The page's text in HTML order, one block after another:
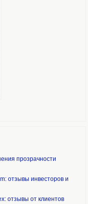
прозрачности
отзывы инвесторов и
отзывы от клиентов